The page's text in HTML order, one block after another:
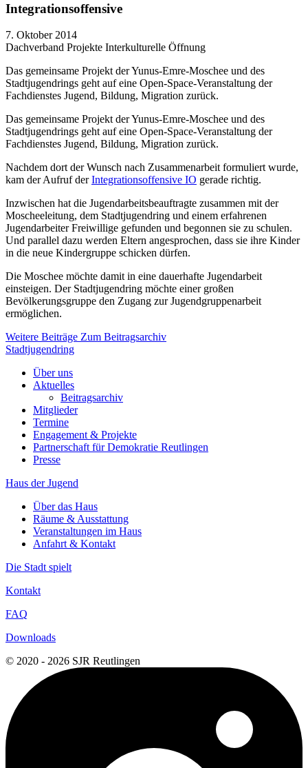
Integrationsoffensive
7. Oktober 2014
Dachverband Projekte Interkulturelle Öffnung
Das gemeinsame Projekt der Yunus-Emre-Moschee und des
Stadtjugendrings geht auf eine Open-Space-Veranstaltung der
Fachdienstes Jugend, Bildung, Migration zurück.
Das gemeinsame Projekt der Yunus-Emre-Moschee und des
Stadtjugendrings geht auf eine Open-Space-Veranstaltung der
Fachdienstes Jugend, Bildung, Migration zurück.
Nachdem dort der Wunsch nach Zusammenarbeit formuliert wurde,
kam der Aufruf derIntegrationsoffensive IO gerade richtig.
Inzwischen hat die Jugendarbeitsbeauftragte zusammen mit der
Moscheeleitung, dem Stadtjugendring und einem erfahrenen
Jugendarbeiter Freiwillige gefunden und begonnen sie zu schulen.
Und parallel dazu werden Eltern angesprochen, dass sie ihre Kinder
in die neue Kindergruppe schicken dürfen.
Die Moschee möchte damit in eine dauerhafte Jugendarbeit
einsteigen. Der Stadtjugendring möchte einer großen
Bevölkerungsgruppe den Zugang zur Jugendgruppenarbeit
ermöglichen.
Weitere Beiträge Zum Beitragsarchiv
Stadtjugendring
Über uns
Aktuelles
Beitragsarchiv
Mitglieder
Termine
Engagement & Projekte
Partnerschaft für Demokratie Reutlingen
Presse
Haus der Jugend
Über das Haus
Räume & Ausstattung
Veranstaltungen im Haus
Anfahrt & Kontakt
Die Stadt spielt
Kontakt
FAQ
Downloads
© 2020 - 2026 SJR Reutlingen